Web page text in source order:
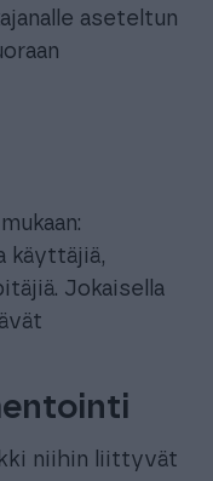
aseteltun
käyttäjiä,
Jokaisella
niihin liittyvät